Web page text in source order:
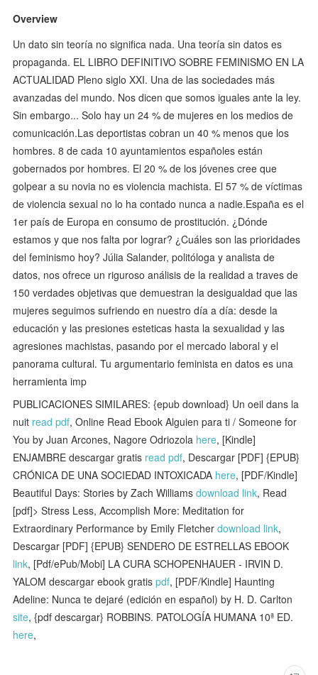
Overview
Un dato sin teoría no significa nada. Una teoría sin datos es
propaganda. EL LIBRO DEFINITIVO SOBRE FEMINISMO EN LA
ACTUALIDAD Pleno siglo XXI. Una de las sociedades más
avanzadas del mundo. Nos dicen que somos iguales ante la ley.
Sin embargo... Solo hay un 24 % de mujeres en los medios de
comunicación.Las deportistas cobran un 40 % menos que los
hombres. 8 de cada 10 ayuntamientos españoles están
gobernados por hombres. El 20 % de los jóvenes cree que
golpear a su novia no es violencia machista. El 57 % de víctimas
de violencia sexual no lo ha contado nunca a nadie.España es el
1er país de Europa en consumo de prostitución. ¿Dónde
estamos y que nos falta por lograr? ¿Cuáles son las prioridades
del feminismo hoy? Júlia Salander, politóloga y analista de
datos, nos ofrece un riguroso análisis de la realidad a traves de
150 verdades objetivas que demuestran la desigualdad que las
mujeres seguimos sufriendo en nuestro día a día: desde la
educación y las presiones esteticas hasta la sexualidad y las
agresiones machistas, pasando por el mercado laboral y el
panorama cultural. Tu argumentario feminista en datos es una
herramienta imp
PUBLICACIONES SIMILARES: {epub download} Un oeil dans la
nuit read pdf, Online Read Ebook Alguien para ti / Someone for
You by Juan Arcones, Nagore Odriozola here, [Kindle]
ENJAMBRE descargar gratis read pdf, Descargar [PDF] {EPUB}
CRÓNICA DE UNA SOCIEDAD INTOXICADA here, [PDF/Kindle]
Beautiful Days: Stories by Zach Williamsdownload link, Read
[pdf]> Stress Less, Accomplish More: Meditation for
Extraordinary Performance by Emily Fletcherdownload link,
Descargar [PDF] {EPUB} SENDERO DE ESTRELLAS EBOOK
link, [Pdf/ePub/Mobi] LA CURA SCHOPENHAUER - IRVIN D.
YALOM descargar ebook gratispdf, [PDF/Kindle] Haunting
Adeline: Nunca te dejaré (edición en español) by H. D. Carlton
site, {pdf descargar} ROBBINS. PATOLOGÍA HUMANA 10ª ED.
here,